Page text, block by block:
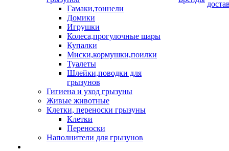
Гамаки,тоннели
Домики
Игрушки
Колеса,прогулочные шары
Купалки
Миски,кормушки,поилки
Туалеты
Шлейки,поводки для
грызунов
Гигиена и уход грызуны
Живые животные
Клетки, переноски грызуны
Клетки
Переноски
Наполнители для грызунов